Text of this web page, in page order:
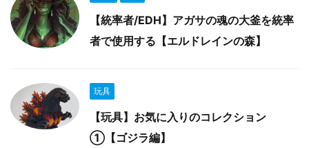
【統率者/EDH】アガサの魂の大釜を統率
者で使用する【エルドレインの森】
玩具
【玩具】お気に入りのコレクション
①【ゴジラ編】